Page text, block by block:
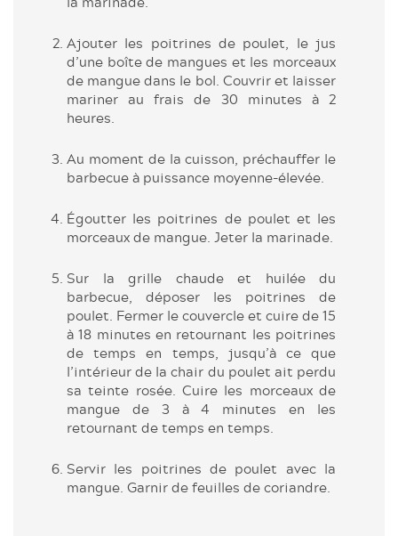
Ajouter les poitrines de poulet, le jus
d’une boîte de mangues et les morceaux
de mangue dans le bol. Couvrir et laisser
mariner au frais de 30 minutes à 2
heures.
Au moment de la cuisson, préchauffer le
barbecue à puissance moyenne-élevée.
Égoutter les poitrines de poulet et les
morceaux de mangue. Jeter la marinade.
Sur la grille chaude et huilée du
barbecue, déposer les poitrines de
poulet. Fermer le couvercle et cuire de 15
à 18 minutes en retournant les poitrines
de temps en temps, jusqu’à ce que
l’intérieur de la chair du poulet ait perdu
sa teinte rosée. Cuire les morceaux de
mangue de 3 à 4 minutes en les
retournant de temps en temps.
Servir les poitrines de poulet avec la
mangue. Garnir de feuilles de coriandre.